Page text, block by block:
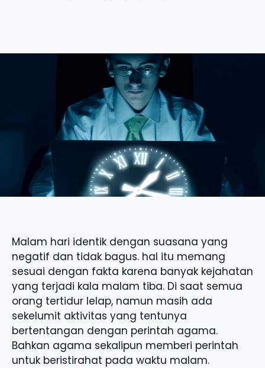
Malam hari identik dengan suasana yang
negatif dan tidak bagus. hal itu memang
sesuai dengan fakta karena banyak kejahatan
yang terjadi kala malam tiba. Di saat semua
orang tertidur lelap, namun masih ada
sekelumit aktivitas yang tentunya
bertentangan dengan perintah agama.
Bahkan agama sekalipun memberi perintah
untuk beristirahat pada waktu malam.